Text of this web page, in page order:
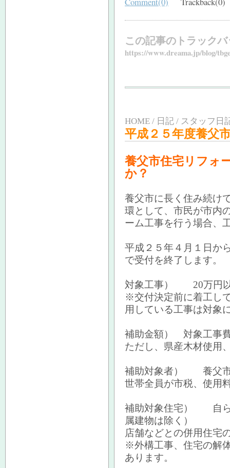
この記事のトラック
https://www.dreama.jp/blog/
HOME / 日記 / スタッフ日
平成２５年度養父
養父市住宅リフォ
か？
養父市に長く住み続け
環として、市民が市内
ーム工事を行う場合、
平成２５年４月１日か
で受付を終了します。
対象工事） 20万円以
※交付決定前に着工し
用している工事は対象
補助金額） 対象工事
ただし、県産木材使用
補助対象者） 養父市
世帯全員が市税、使用
補助対象住宅） 自ら
属建物は除く）
店舗などとの併用住宅
※外構工事、住宅の解
あります。